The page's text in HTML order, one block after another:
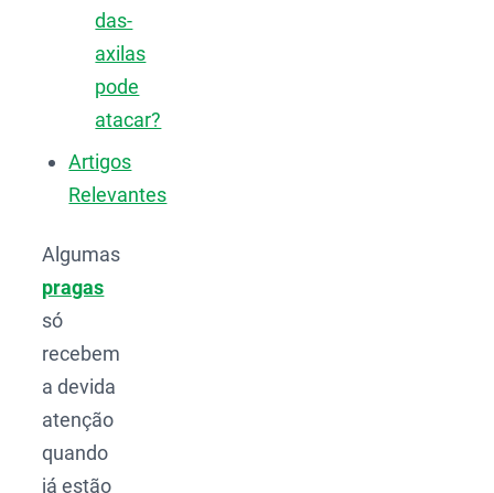
das-
axilas
pode
atacar?
Artigos
Relevantes
Algumas
pragas
só
recebem
a devida
atenção
quando
já estão